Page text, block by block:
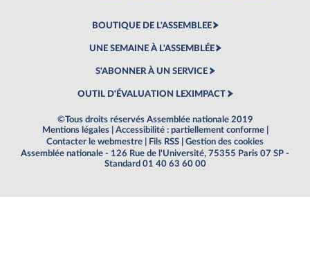
BOUTIQUE DE L'ASSEMBLEE
UNE SEMAINE À L'ASSEMBLÉE
S'ABONNER À UN SERVICE
OUTIL D'ÉVALUATION LEXIMPACT
©Tous droits réservés Assemblée nationale 2019
Mentions légales
Accessibilité : partiellement conforme
Contacter le webmestre
Fils RSS
Gestion des cookies
Assemblée nationale - 126 Rue de l'Université, 75355 Paris 07 SP -
Standard 01 40 63 60 00